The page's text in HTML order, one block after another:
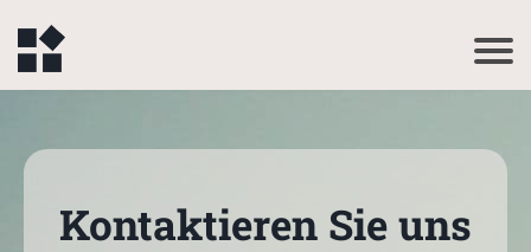
Kontaktieren Sie uns